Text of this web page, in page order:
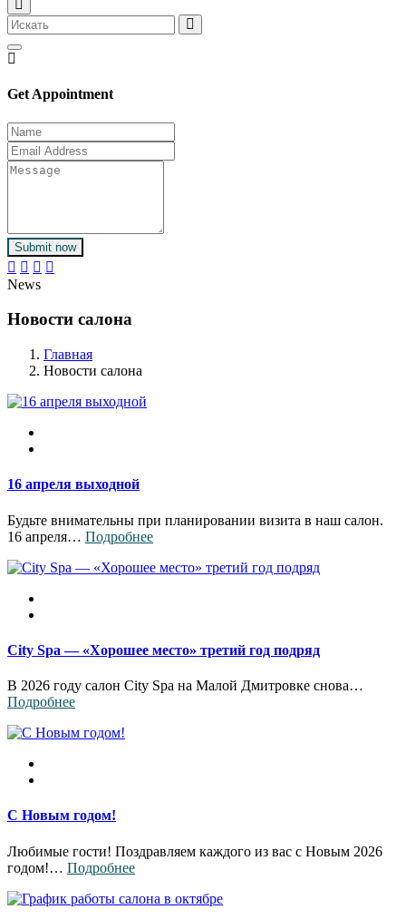
Get Appointment
Submit now
News
Новости салона
Главная
Новости салона
16 апреля выходной
Будьте внимательны при планировании визита в наш салон.
16 апреля… Подробнее
City Spa — «Хорошее место» третий год подряд
В 2026 году салон City Spa на Малой Дмитровке снова…
Подробнее
С Новым годом!
Любимые гости! Поздравляем каждого из вас с Новым 2026
годом!… Подробнее